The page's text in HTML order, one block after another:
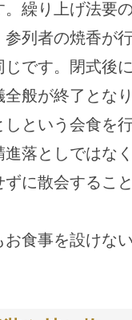
繰り上げ法要
列者の焼香が行
です。閉式後
般が終了となり
という会食を行
進落としではな
に散会するこ
お食事を設けな